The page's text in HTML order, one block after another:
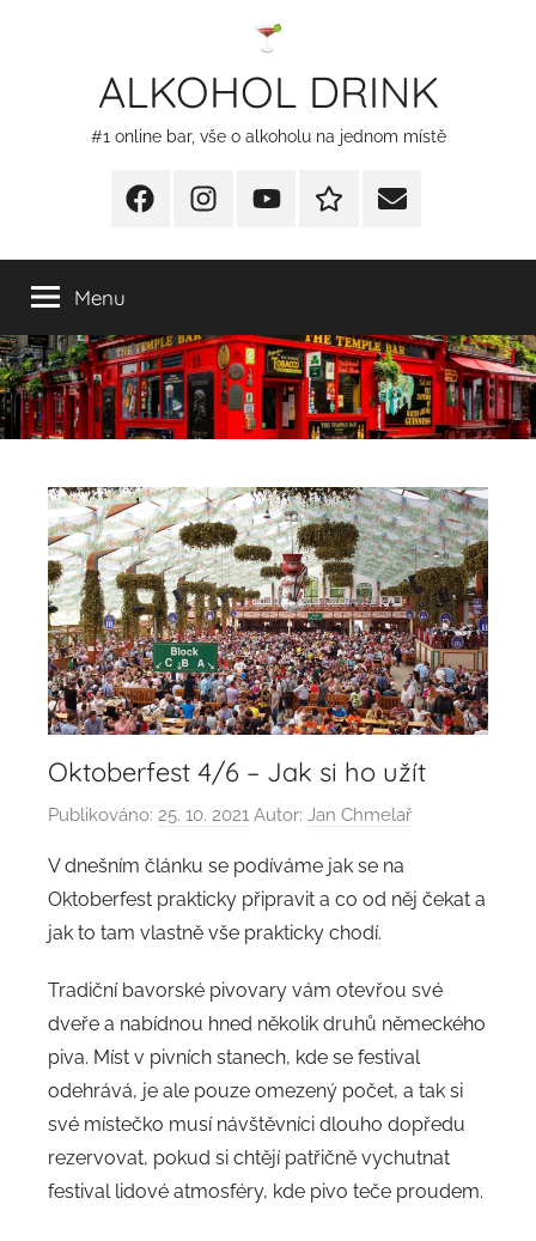
ALKOHOL DRINK
#1 online bar, vše o alkoholu na jednom místě
FacebookInstagram
YT
Redakční
E-
Menu
Oktoberfest 4/6 – Jak si ho užít
Publikováno: 25. 10. 2021 Autor: Jan Chmelař
V dnešním článku se podíváme jak se na
Oktoberfest prakticky připravit a co od něj čekat a
jak to tam vlastně vše prakticky chodí.
Tradiční bavorské pivovary vám otevřou své
dveře a nabídnou hned několik druhů německého
piva. Míst v pivních stanech, kde se festival
odehrává, je ale pouze omezený počet, a tak si
své místečko musí návštěvníci dlouho dopředu
rezervovat, pokud si chtějí patřičně vychutnat
festival lidové atmosféry, kde pivo teče proudem.